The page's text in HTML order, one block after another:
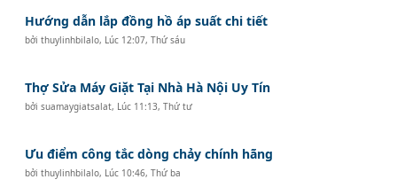
Hướng dẫn lắp đồng hồ áp suất chi tiết
bởithuylinhbilalo, Lúc 12:07, Thứ sáu
Thợ Sửa Máy Giặt Tại Nhà Hà Nội Uy Tín
bởisuamaygiatsalat, Lúc 11:13, Thứ tư
Ưu điểm công tắc dòng chảy chính hãng
bởithuylinhbilalo, Lúc 10:46, Thứ ba